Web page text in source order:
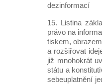
dezinformací
15. Listina
právo na
tiskem,
a rozšiřovat
již mnohokrát
státu a
sebeuplatnění